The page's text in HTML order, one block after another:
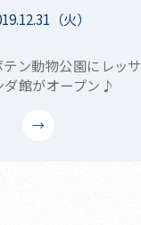
（火）
ン動物公園にレッサ
ダ館がオープン♪